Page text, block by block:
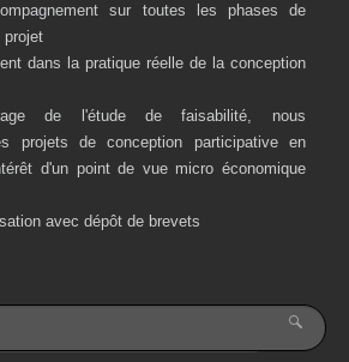
sur toutes les phases de
projet
dans la pratique réelle de la conception
de l'étude de faisabilité, nous
projets de conception participative en
d'un point de vue micro économique
avec dépôt de brevets